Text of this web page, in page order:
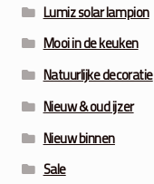
Lumiz solar lampion
Mooi in de keuken
Natuurlijke decoratie
Nieuw & oud ijzer
Nieuw binnen
Sale